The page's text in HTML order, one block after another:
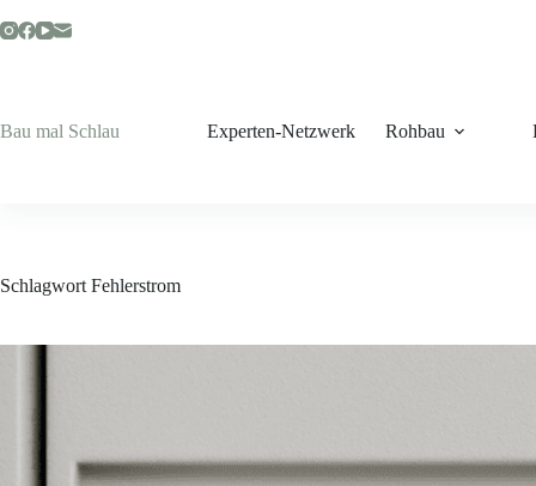
Inhalt
Bau mal Schlau Experten-Netzwerk Rohbau
Schlagwort Fehlerstrom